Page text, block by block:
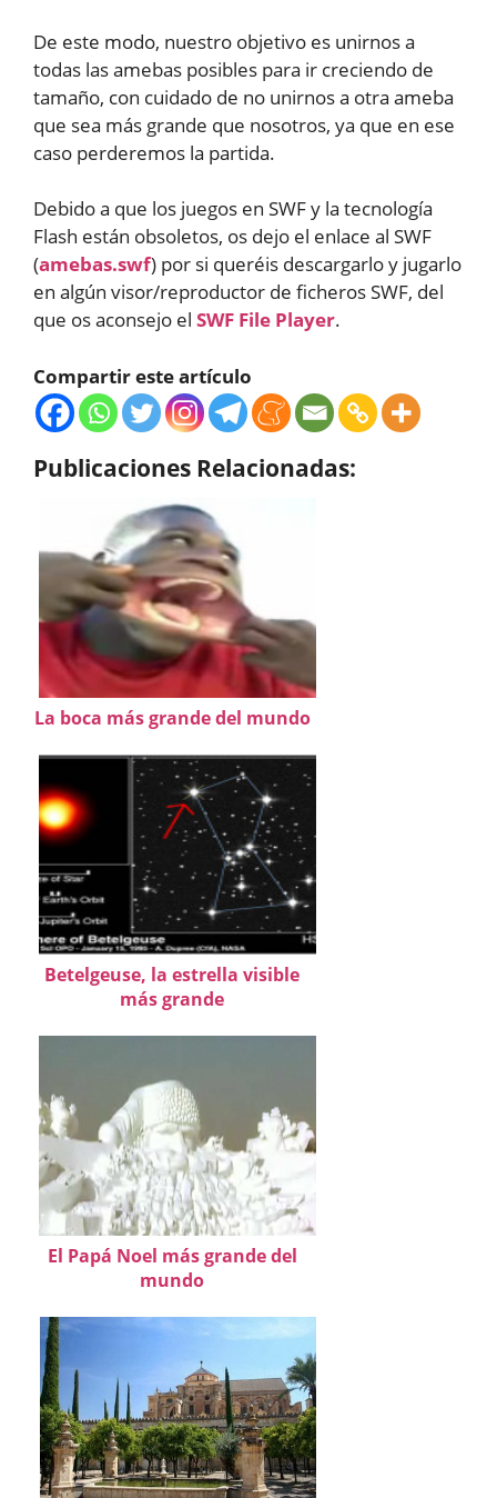
De este modo, nuestro objetivo es unirnos a
todas las amebas posibles para ir creciendo de
tamaño, con cuidado de no unirnos a otra ameba
que sea más grande que nosotros, ya que en ese
caso perderemos la partida.
Debido a que los juegos en SWF y la tecnología
Flash están obsoletos, os dejo el enlace al SWF
(amebas.swf) por si queréis descargarlo y jugarlo
en algún visor/reproductor de ficheros SWF, del
que os aconsejo el SWF File Player.
Compartir este artículo
Publicaciones Relacionadas:
La boca más grande del mundo
Betelgeuse, la estrella visible
más grande
El Papá Noel más grande del
mundo